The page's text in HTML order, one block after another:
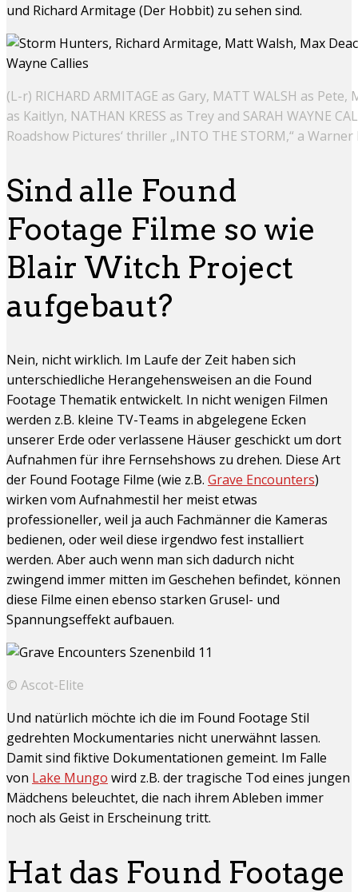
und Richard Armitage (Der Hobbit) zu sehen sind.
(L-r) RICHARD ARMITAGE as Gary, MATT WALSH as Pete,
as Kaitlyn, NATHAN KRESS as Trey and SARAH WAYNE
Roadshow Pictures‘ thriller „INTO THE STORM,“ a
Sind alle Found
Footage Filme so wie
Blair Witch Project
aufgebaut?
Nein, nicht wirklich. Im Laufe der Zeit haben sich
unterschiedliche Herangehensweisen an die Found
Footage Thematik entwickelt. In nicht wenigen Filmen
werden z.B. kleine TV-Teams in abgelegene Ecken
unserer Erde oder verlassene Häuser geschickt um dort
Aufnahmen für ihre Fernsehshows zu drehen. Diese Art
der Found Footage Filme (wie z.B. Grave Encounters)
wirken vom Aufnahmestil her meist etwas
professioneller, weil ja auch Fachmänner die Kameras
bedienen, oder weil diese irgendwo fest installiert
werden. Aber auch wenn man sich dadurch nicht
zwingend immer mitten im Geschehen befindet, können
diese Filme einen ebenso starken Grusel- und
Spannungseffekt aufbauen.
© Ascot-Elite
Und natürlich möchte ich die im Found Footage Stil
gedrehten Mockumentaries nicht unerwähnt lassen.
Damit sind fiktive Dokumentationen gemeint. Im Falle
von Lake Mungo wird z.B. der tragische Tod eines jungen
Mädchens beleuchtet, die nach ihrem Ableben immer
noch als Geist in Erscheinung tritt.
Hat das Found Footage